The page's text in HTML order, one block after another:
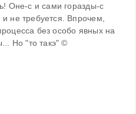
не требуется. Впрочем,
без особо явных на
Но "то такэ" ©